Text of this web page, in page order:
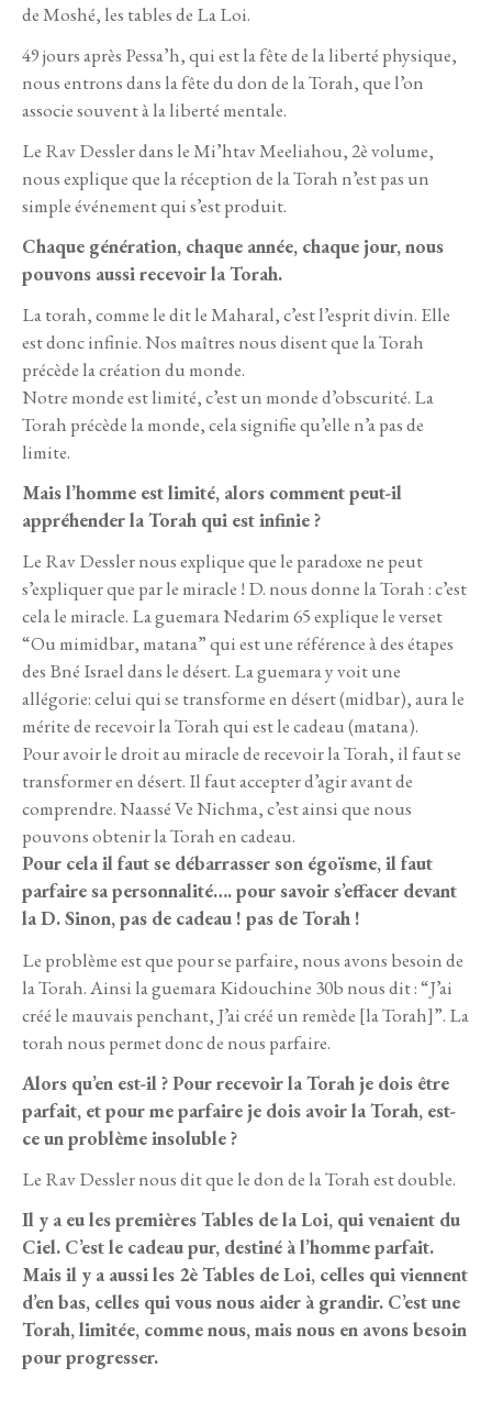
de Moshé, les tables de La Loi.
49 jours après Pessa’h, qui est la fête de la liberté physique,
nous entrons dans la fête du don de la Torah, que l’on
associe souvent à la liberté mentale.
Le Rav Dessler dans le Mi’htav Meeliahou, 2è volume,
nous explique que la réception de la Torah n’est pas un
simple événement qui s’est produit.
Chaque génération, chaque année, chaque jour, nous
pouvons aussi recevoir la Torah.
La torah, comme le dit le Maharal, c’est l’esprit divin. Elle
est donc infinie. Nos maîtres nous disent que la Torah
précède la création du monde.
Notre monde est limité, c’est un monde d’obscurité. La
Torah précède la monde, cela signifie qu’elle n’a pas de
limite.
Mais l’homme est limité, alors comment peut-il
appréhender la Torah qui est infinie ?
Le Rav Dessler nous explique que le paradoxe ne peut
s’expliquer que par le miracle ! D. nous donne la Torah : c’est
cela le miracle. La guemara Nedarim 65 explique le verset
“Ou mimidbar, matana” qui est une référence à des étapes
des Bné Israel dans le désert. La guemara y voit une
allégorie: celui qui se transforme en désert (midbar), aura le
mérite de recevoir la Torah qui est le cadeau (matana).
Pour avoir le droit au miracle de recevoir la Torah, il faut se
transformer en désert. Il faut accepter d’agir avant de
comprendre. Naassé Ve Nichma, c’est ainsi que nous
pouvons obtenir la Torah en cadeau.
Pour cela il faut se débarrasser son égoïsme, il faut
parfaire sa personnalité…. pour savoir s’effacer devant
la D. Sinon, pas de cadeau ! pas de Torah !
Le problème est que pour se parfaire, nous avons besoin de
la Torah. Ainsi la guemara Kidouchine 30b nous dit : “J’ai
créé le mauvais penchant, J’ai créé un remède [la Torah]”. La
torah nous permet donc de nous parfaire.
Alors qu’en est-il ? Pour recevoir la Torah je dois être
parfait, et pour me parfaire je dois avoir la Torah, est-
ce un problème insoluble ?
Le Rav Dessler nous dit que le don de la Torah est double.
Il y a eu les premières Tables de la Loi, qui venaient du
Ciel. C’est le cadeau pur, destiné à l’homme parfait.
Mais il y a aussi les 2è Tables de Loi, celles qui viennent
d’en bas, celles qui vous nous aider à grandir. C’est une
Torah, limitée, comme nous, mais nous en avons besoin
pour progresser.